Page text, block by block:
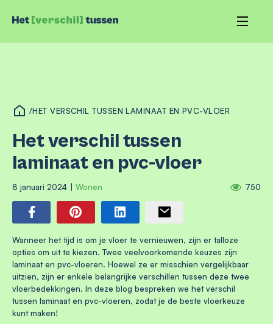
/HET VERSCHIL TUSSEN LAMINAAT EN PVC-VLOER
Het verschil tussen
laminaat en pvc-vloer
8 januari 2024 Wonen 750
Wanneer het tijd is om je vloer te vernieuwen, zijn er talloze
opties om uit te kiezen. Twee veelvoorkomende keuzes zijn
laminaat en pvc-vloeren. Hoewel ze er misschien vergelijkbaar
uitzien, zijn er enkele belangrijke verschillen tussen deze twee
vloerbedekkingen. In deze blog bespreken we het verschil
tussen laminaat en pvc-vloeren, zodat je de beste vloerkeuze
kunt maken!